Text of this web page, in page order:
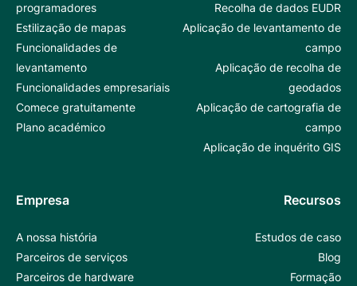
programadores
Estilização de mapas
Funcionalidades de
levantamento
Funcionalidades empresariais
Comece gratuitamente
Plano académico
Recolha de dados EUDR
Aplicação de levantamento de
campo
Aplicação de recolha de
geodados
Aplicação de cartografia de
campo
Aplicação de inquérito GIS
Empresa
A nossa história
Parceiros de serviços
Parceiros de hardware
Recursos
Estudos de caso
Blog
Formação